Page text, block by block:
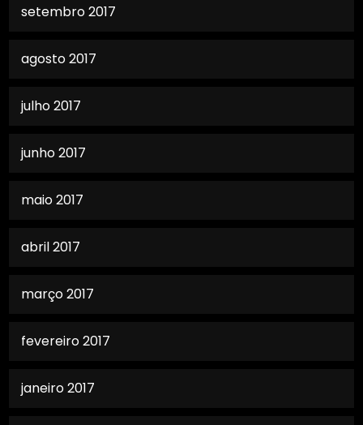
setembro 2017
agosto 2017
julho 2017
junho 2017
maio 2017
abril 2017
março 2017
fevereiro 2017
janeiro 2017